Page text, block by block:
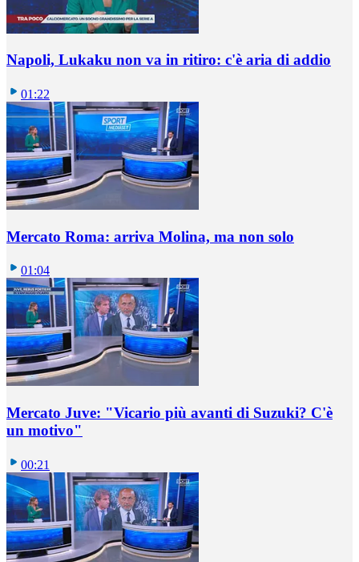
Napoli, Lukaku non va in ritiro: c'è aria di addio
01:22
Mercato Roma: arriva Molina, ma non solo
01:04
Mercato Juve: "Vicario più avanti di Suzuki? C'è
un motivo"
00:21